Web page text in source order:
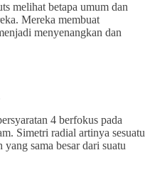
melihat betapa umum dan
Mereka membuat
menyenangkan dan
4 berfokus pada
Simetri radial artinya sesuatu
sama besar dari suatu